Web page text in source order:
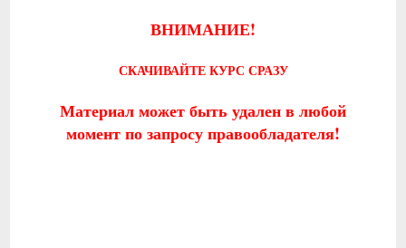
ВНИМАНИЕ!
СКАЧИВАЙТЕ КУРС СРАЗУ
Материал может быть удален в любой
момент по запросу правообладателя!